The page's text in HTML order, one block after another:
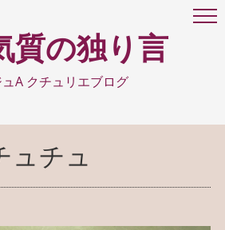
質の独り言
ュA クチュリエブログ
ュチュ